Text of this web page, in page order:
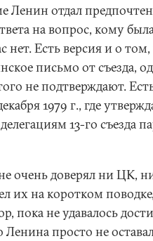
Ленин отдал
на вопрос, кому
нет. Есть версия и о
письмо от съезда,
не подтверждают.
1979 г., где
13-го съезда
очень доверял ни ЦК,
их на коротком
пока не удавалось
Ленина просто не